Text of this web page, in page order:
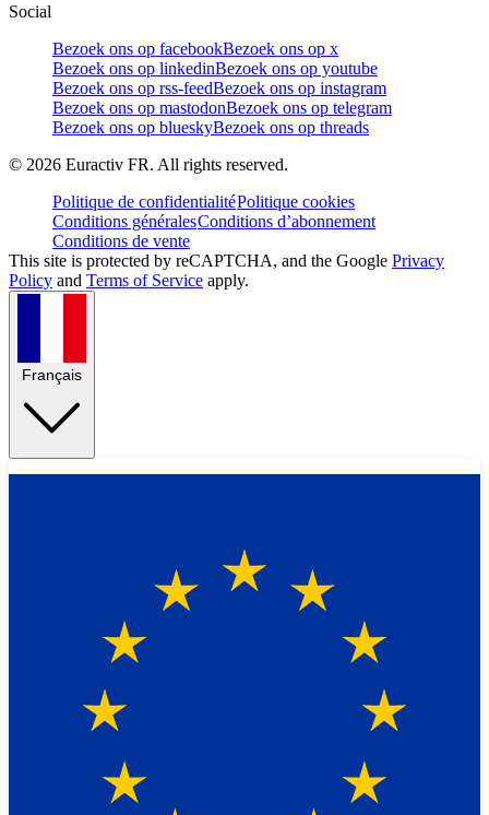
Social
Bezoek ons op facebookBezoek ons op x
Bezoek ons op linkedinBezoek ons op youtube
Bezoek ons op rss-feedBezoek ons op instagram
Bezoek ons op mastodonBezoek ons op telegram
Bezoek ons op blueskyBezoek ons op threads
© 2026 Euractiv FR. All rights reserved.
Politique de confidentialitéPolitique cookies
Conditions généralesConditions d’abonnement
Conditions de vente
This site is protected by reCAPTCHA, and the Google Privacy
Policy and Terms of Service apply.
Français